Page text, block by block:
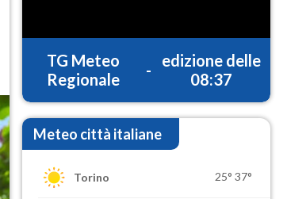
TG Meteo
Regionale
-
edizione delle
08:37
Meteo città italiane
Torino 25° 37°